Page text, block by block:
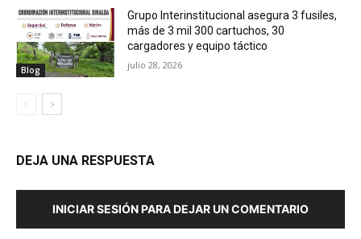
Blog
Grupo Interinstitucional asegura 3 fusiles,
más de 3 mil 300 cartuchos, 30
cargadores y equipo táctico
julio 28, 2026
DEJA UNA RESPUESTA
INICIAR SESIÓN PARA DEJAR UN COMENTARIO